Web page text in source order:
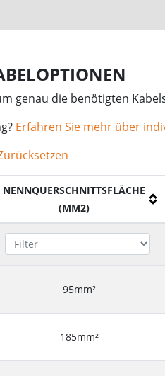
genau die benötigten
Erfahren Sie mehr über
NENNQUERSCHNITTSFLÄCHE
(MM2)
95mm²
185mm²